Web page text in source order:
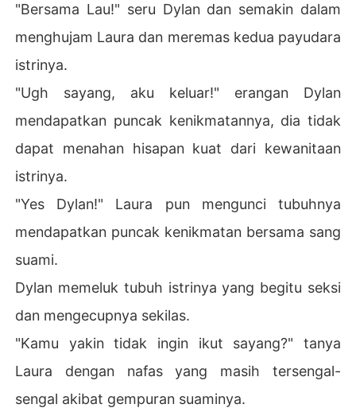
"Bersama Lau!" seru Dylan dan semakin dalam
menghujam Laura dan meremas kedua payudara
istrinya.
"Ugh sayang, aku keluar!" erangan Dylan
mendapatkan puncak kenikmatannya, dia tidak
dapat menahan hisapan kuat dari kewanitaan
istrinya.
"Yes Dylan!" Laura pun mengunci tubuhnya
mendapatkan puncak kenikmatan bersama sang
suami.
Dylan memeluk tubuh istrinya yang begitu seksi
dan mengecupnya sekilas.
"Kamu yakin tidak ingin ikut sayang?" tanya
Laura dengan nafas yang masih tersengal-
sengal akibat gempuran suaminya.